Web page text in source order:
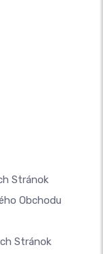
Stránok
Obchodu
Stránok